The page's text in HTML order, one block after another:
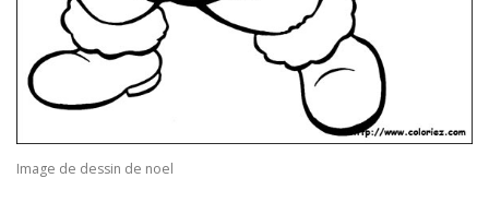
Image de dessin de noel